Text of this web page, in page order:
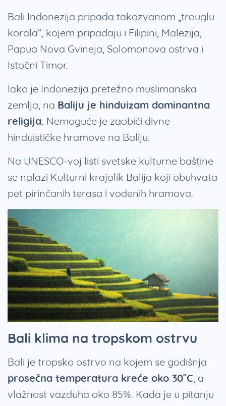
Bali Indonezija pripada takozvanom „trouglu
korala“, kojem pripadaju i Filipini, Malezija,
Papua Nova Gvineja, Solomonova ostrva i
Istočni Timor.
Iako je Indonezija pretežno muslimanska
zemlja, na Baliju je hinduizam dominantna
religija. Nemoguće je zaobići divne
hinduističke hramove na Baliju.
Na UNESCO-voj listi svetske kulturne baštine
se nalazi Kulturni krajolik Balija koji obuhvata
pet pirinčanih terasa i vodenih hramova.
Bali klima na tropskom ostrvu
Bali je tropsko ostrvo na kojem se godišnja
prosečna temperatura kreće oko 30˚C , a
vlažnost vazduha oko 85%. Kada je u pitanju